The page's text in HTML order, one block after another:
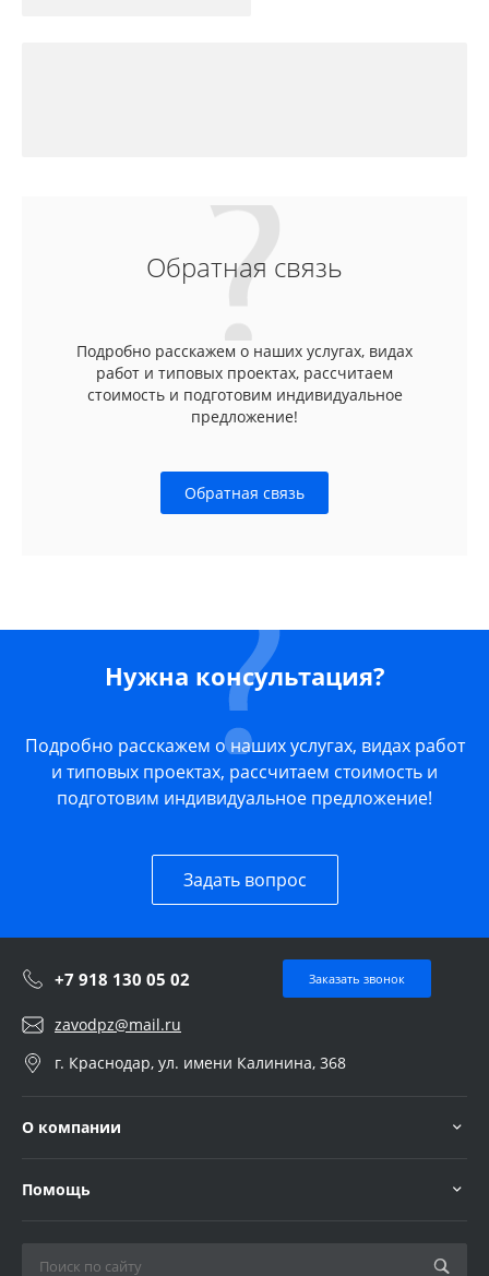
Обратная связь
Подробно расскажем о наших услугах, видах
работ и типовых проектах, рассчитаем
стоимость и подготовим индивидуальное
предложение!
Обратная связь
Нужна консультация?
Подробно расскажем о наших услугах, видах работ
и типовых проектах, рассчитаем стоимость и
подготовим индивидуальное предложение!
Задать вопрос
+7 918 130 05 02 Заказать звонок
zavodpz@mail.ru
г. Краснодар, ул. имени Калинина, 368
О компании
Помощь